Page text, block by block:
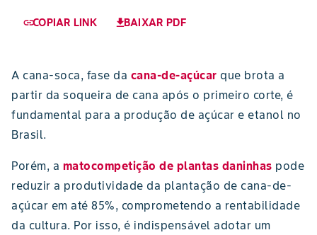
COPIAR LINK
link BAIXAR PDF
download
A cana-soca, fase da cana-de-açúcar que brota a
partir da soqueira de cana após o primeiro corte, é
fundamental para a produção de açúcar e etanol no
Brasil.
Porém, a matocompetição de plantas daninhas pode
reduzir a produtividade da plantação de cana-de-
açúcar em até 85%, comprometendo a rentabilidade
da cultura. Por isso, é indispensável adotar um